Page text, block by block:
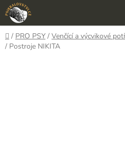
Přejít
na
obsah
Domů
/ PRO PSY / Venčící a výcvikové
/ Postroje NIKITA